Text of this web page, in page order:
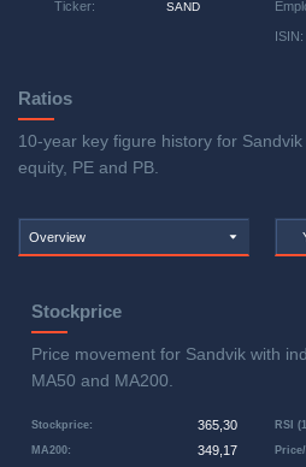
Ticker: SAND
ISIN:
Ratios
10-year key figure history for
equity, PE and PB.
Overview
Stockprice
Price movement for Sandvik with
MA50 and MA200.
Stockprice: 365,30
MA200: 349,17
RSI